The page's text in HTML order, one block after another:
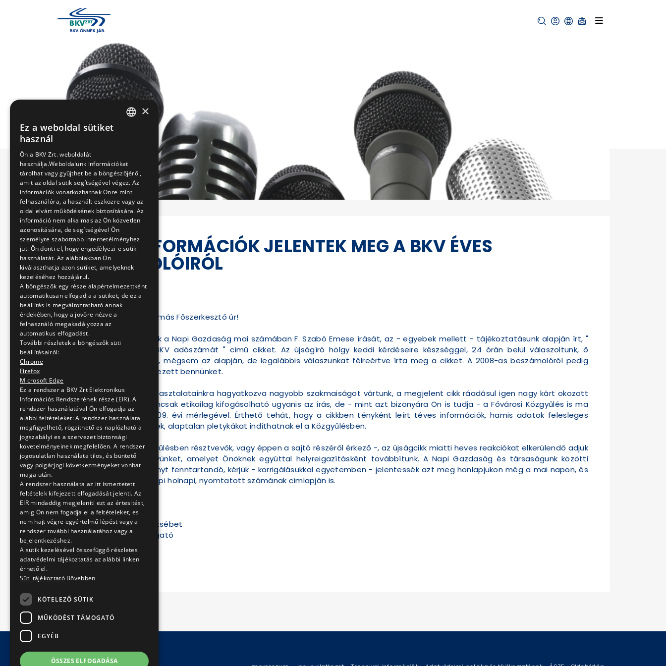
TÉVES INFORMÁCIÓK JELENTEK MEG A BKV ÉVES
BESZÁMOLÓIRÓL
2010-06-03 11:50:47
Tisztelt Korányi G. Tamás Főszerkesztő úr!
Döbbenettel olvastuk a Napi Gazdaság mai számában F. Szabó Emese írását, az - egyebek mellett - tájékoztatásunk alapján írt, "
Felfüggeszthetik a BKV adószámát " című cikket. Az újságíró hölgy keddi kérdéseire készséggel, 24 órán belül válaszoltunk, ő
azonban, olybá tűnik, mégsem az alapján, de legalábbis válaszunkat félreértve írta meg a cikket. A 2008-as beszámolóról pedig
egyáltalán nem kérdezett bennünket.
Lapjuktól korábbi tapasztalatainkra hagyatkozva nagyobb szakmaiságot vártunk, a megjelent cikk ráadásul igen nagy kárt okozott
társaságunknak; nemcsak etikailag kifogásolható ugyanis az írás, de - mint azt bizonyára Ön is tudja - a Fővárosi Közgyűlés is ma
foglalkozik a BKV 2009. évi mérlegével. Érthető tehát, hogy a cikkben tényként leírt téves információk, hamis adatok felesleges
indulatokat kelthetnek, alaptalan pletykákat indíthatnak el a Közgyűlésben.
Az esetleges - közgyűlésben résztvevők, vagy éppen a sajtó részéről érkező -, az újságcikk miatti heves reakciókat elkerülendő adjuk
ki csatolt közleményünket, amelyet Önöknek egyúttal helyreigazításként továbbítunk. A Napi Gazdaság és társaságunk közötti
korábbi korrekt viszonyt fenntartandó, kérjük - korrigálásukkal egyetemben - jelentessék azt meg honlapjukon még a mai napon, és
tegyék ezt meg a Napi holnapi, nyomtatott számának címlapján is.
Üdvözlettel:
Székelyné Pásztor Erzsébet
kommunikációs igazgató
BKV Zrt.
© Copyright 2026 BKV Zrt.
×
Ez a weboldal sütiket
használ
Ön a BKV Zrt. weboldalát
használja.Weboldalunk információkat
tárolhat vagy gyűjthet be a böngészőjéről,
amit az oldal sütik segítségével végez. Az
információk vonatkozhatnak Önre mint
felhasználóra, a használt eszközre vagy az
oldal elvárt működésének biztosítására. Az
információ nem alkalmas az Ön közvetlen
azonosítására, de segítségével Ön
személyre szabottabb internetélményhez
jut. Ön dönti el, hogy engedélyezi-e sütik
használatát. Az alábbiakban Ön
kiválaszthatja azon sütiket, amelyeknek
kezeléséhez hozzájárul.
A böngészők egy része alapértelmezettként
automatikusan elfogadja a sütiket, de ez a
beállítás is megváltoztatható annak
érdekében, hogy a jövőre nézve a
felhasználó megakadályozza az
automatikus elfogadást.
További részletek a böngészők süti
beállításairól:
Chrome
Firefox
Microsoft Edge
Ez a rendszer a BKV Zrt Elektronikus
Információs Rendszerének része (EIR). A
rendszer használatával Ön elfogadja az
alábbi feltételeket: A rendszer használata
megfigyelhető, rögzithető es naplózható a
jogszabályi es a szervezet biztonsági
követelményeinek megfelelően. A rendszer
jogosulatlan használata tilos, és büntető
vagy polgárjogi következményeket vonhat
maga után.
A rendszer használata az itt ismertetett
feltételek kifejezett elfogadását jelenti. Az
EIR mindaddig megjeleníti ezt az értesitést,
amig Ön nem fogadja el a feltételeket, es
nem hajt végre egyértelmű lépést vagy a
rendszer további használatához vagy a
bejelentkezéshez.
A sütik kezelésével összefüggő részletes
adatvédelmi tájékoztatás az alábbi linken
érhető el.
Süti tájékoztató Bővebben
KÖTELEZŐ SÜTIK
MŰKÖDÉST TÁMOGATÓ
EGYÉB
ÖSSZES ELFOGADÁSA